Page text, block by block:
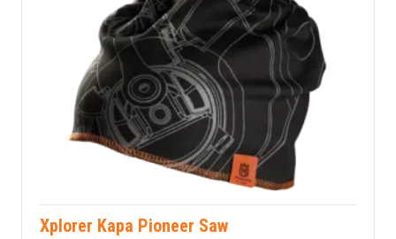
Xplorer Kapa Pioneer Saw